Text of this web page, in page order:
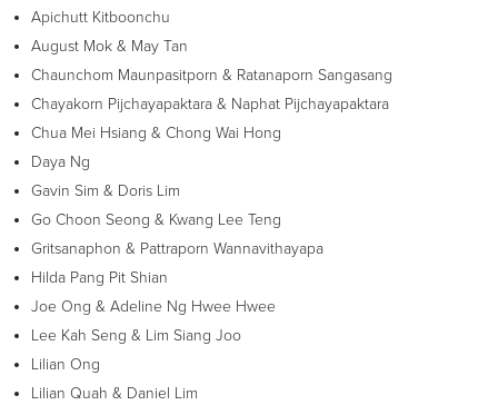
Apichutt Kitboonchu
August Mok & May Tan
Chaunchom Maunpasitporn & Ratanaporn Sangasang
Chayakorn Pijchayapaktara & Naphat Pijchayapaktara
Chua Mei Hsiang & Chong Wai Hong
Daya Ng
Gavin Sim & Doris Lim
Go Choon Seong & Kwang Lee Teng
Gritsanaphon & Pattraporn Wannavithayapa
Hilda Pang Pit Shian
Joe Ong & Adeline Ng Hwee Hwee
Lee Kah Seng & Lim Siang Joo
Lilian Ong
Lilian Quah & Daniel Lim